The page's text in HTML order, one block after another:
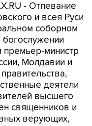
- Отпевание
и всея Руси
соборном
премьер-министр
Молдавии и
деятели
высшего
священников и
верующих,